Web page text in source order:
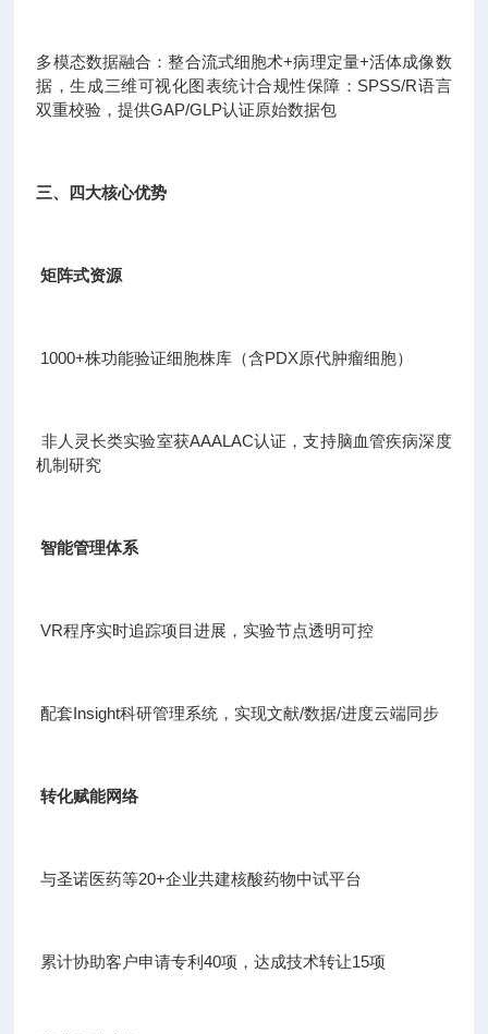
多模态数据融合：整合流式细胞术+病理定量+活体成像数
据，生成三维可视化图表统计合规性保障：SPSS/R语言
双重校验，提供GAP/GLP认证原始数据包
三、四大核心优势
矩阵式资源
1000+株功能验证细胞株库（含PDX原代肿瘤细胞）
非人灵长类实验室获AAALAC认证，支持脑血管疾病深度
机制研究
智能管理体系
VR程序实时追踪项目进展，实验节点透明可控
配套Insight科研管理系统，实现文献/数据/进度云端同步
转化赋能网络
与圣诺医药等20+企业共建核酸药物中试平台
累计协助客户申请专利40项，达成技术转让15项